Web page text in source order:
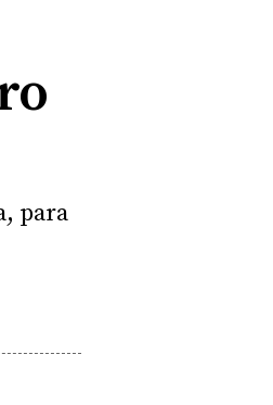
para